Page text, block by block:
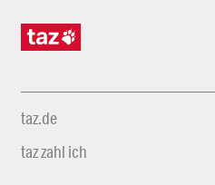
taz.de
taz zahl ich